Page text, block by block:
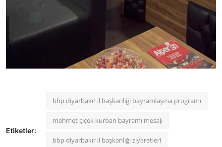
Etiketler:
bbp diyarbakır il başkanlığı bayramlaşma programı
mehmet çiçek kurban bayramı mesajı
bbp diyarbakır il başkanlığı ziyaretleri